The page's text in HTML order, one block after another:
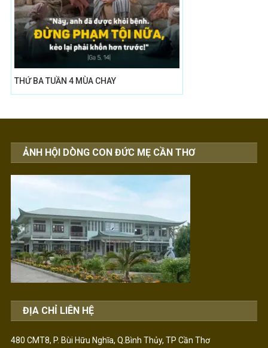
THỨ BA TUẦN 4 MÙA CHAY
ẢNH HỘI DÒNG CON ĐỨC MẸ CẦN THƠ
ĐỊA CHỈ LIÊN HỆ
480 CMT8, P. Bùi Hữu Nghĩa, Q.Bình Thủy, TP Cần Thơ